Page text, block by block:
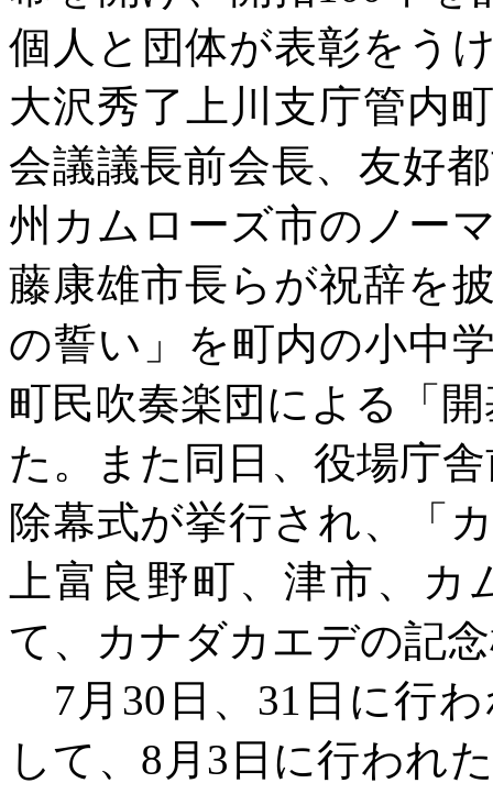
個人と団体が表彰をう
大沢秀了上川支庁管内
会議議長前会長、友好
州カムローズ市のノー
藤康雄市長らが祝辞を
の誓い」を町内の小中
町民吹奏楽団による「
た。また同日、役場庁
除幕式が挙行され、「
上富良野町、津市、
て、カナダカエデの記
7月30日、31日に行
して、8月3日に行われ